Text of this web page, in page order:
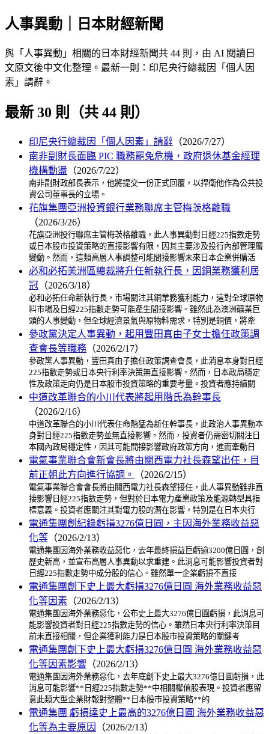
人事異動｜日本財經新聞
與「人事異動」相關的日本財經新聞共 44 則，由 AI 閱讀日
文原文後中文化整理。最新一則：印尼央行總裁因「個人因
素」請辭。
最新 30 則（共 44 則）
印尼央行總裁因「個人因素」請辭 （2026/7/27）
南非副財長面臨 PIC 職務罷免危機，政府退休基金經理
機構動盪 （2026/7/22）
南非副財政部長表示，他將提交一份正式回覆，以捍衛他作為公共投
資公司董事長的立場。
花旗集團亞洲投資銀行業務聯席主管梅茨格離職
（2026/3/26）
花旗亞洲投行聯席主管梅茨格離職，此人事異動對日經225指數走勢
或日本股市投資策略的直接影響有限，因其主要涉及投行內部管理層
變動。然而，這類高層人事調整可能間接影響未來日本企業併購活
必和必拓美洲區總裁將升任新執行長，因銅業務獲利居
冠 （2026/3/18）
必和必拓任命新執行長，市場關注其銅業務獲利能力，這對全球原物
料市場及日經225指數走勢可能產生間接影響。雖然此為澳洲礦業巨
頭的人事變動，但全球經濟景氣與原物料需求，特別是銅價，將牽
參政黨決定人事異動，起用豐田真由子女士擔任政策調
查會長等職務 （2026/2/17）
參政黨人事異動，豐田真由子擔任政策調查會長，此消息本身對日經
225指數走勢或日本央行利率決策無直接影響。然而，日本政局穩定
性及政策走向仍是日本股市投資策略的重要考量。投資者應持續關
中道改革聯合的小川代表將起用階氏為幹事長
（2026/2/16）
中道改革聯合的小川代表任命階猛為新任幹事長，此政治人事異動本
身對日經225指數走勢並無直接影響。然而，投資者仍需密切關注日
本國內政局穩定性，因其可能間接影響政府政策方向，進而牽動日
電氣事業聯合會新會長將由關西電力社長森望出任，目
前正朝此方向進行協調。
（2026/2/15）
電氣事業聯合會會長將由關西電力社長森望接任，此人事異動雖非直
接影響日經225指數走勢，但對於日本電力產業政策及能源轉型具指
標意義。投資者應關注其對電力股的潛在影響，特別是在日本央行
電通集團創紀錄虧損3276億日圓，主因海外業務收益惡
化等 （2026/2/13）
電通集團因海外業務收益惡化，去年最終損益巨虧逾3200億日圓，創
歷史新高，並宣布高層人事異動以求重建。此消息可能影響投資者對
日經225指數走勢中成分股的信心。雖然單一企業虧損不直接
電通集團創下史上最大虧損3276億日圓 海外業務收益惡
化等因素 （2026/2/13）
電通集團因海外業務惡化，公布史上最大3276億日圓虧損，此消息可
能影響投資者對日經225指數走勢的信心。雖然日本央行利率決策目
前未直接相關，但企業獲利能力是日本股市投資策略的關鍵考
電通集團創下史上最大虧損3276億日圓 海外業務收益惡
化等因素影響 （2026/2/13）
電通集團因海外業務惡化，去年底創下史上最大3276億日圓虧損，此
消息可能影響**日經225指數走勢**中相關權值股表現。投資者應留
意此類大型企業財報對整體**日本股市投資策略**的
電通集團 虧損達史上最高的3276億日圓 海外業務收益惡
化等為主要原因
（2026/2/13）